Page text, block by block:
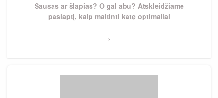
NextSausas ar šlapias? O gal abu? Atskleidžiame
paslaptį, kaip maitinti katę optimaliai